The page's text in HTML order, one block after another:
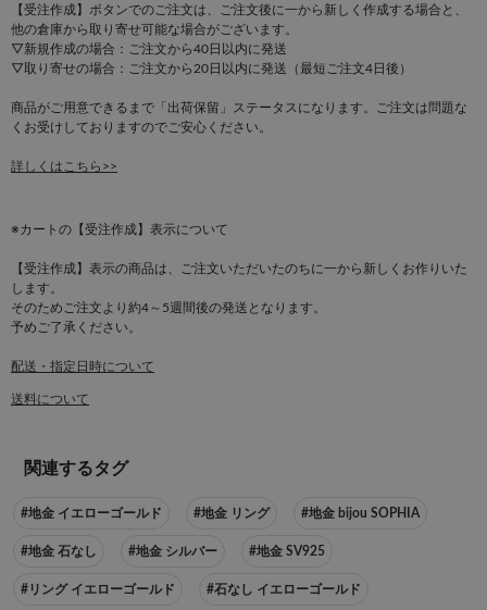
【受注作成】ボタンでのご注文は、ご注文後に一から新しく作成する場合と、
他の倉庫から取り寄せ可能な場合がございます。
▽新規作成の場合：ご注文から40日以内に発送
▽取り寄せの場合：ご注文から20日以内に発送（最短ご注文4日後）
商品がご用意できるまで「出荷保留」ステータスになります。ご注文は問題な
くお受けしておりますのでご安心ください。
詳しくはこちら>>
※カートの【受注作成】表示について
【受注作成】表示の商品は、ご注文いただいたのちに一から新しくお作りいた
します。
そのためご注文より約4～5週間後の発送となります。
予めご了承ください。
配送・指定日時について
送料について
関連するタグ
#地金 イエローゴールド #地金 リング #地金 bijou SOPHIA
#地金 石なし #地金 シルバー #地金 SV925
#リング イエローゴールド #石なし イエローゴールド